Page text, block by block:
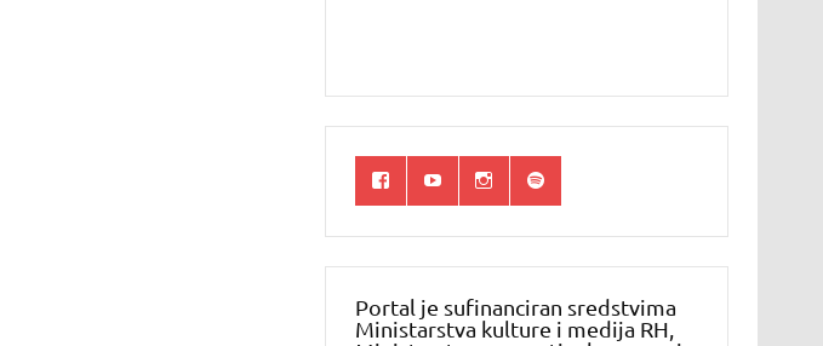
Portal je sufinanciran sredstvima
Ministarstva kulture i medija RH,